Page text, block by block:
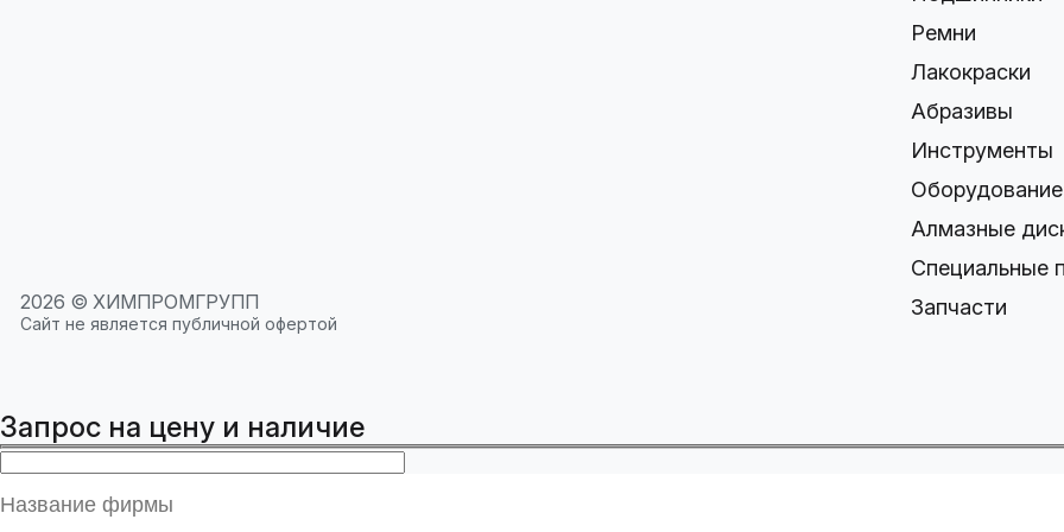
2026 © ХИМПРОМГРУПП
Сайт не является публичной офертой
Ремни
Лакокраски
Абразивы
Инструменты
Оборудование
Алмазные
Специальные
Запчасти
Запрос на цену и наличие